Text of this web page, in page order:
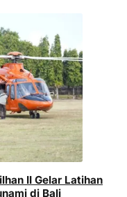
II Gelar Latihan
di Bali